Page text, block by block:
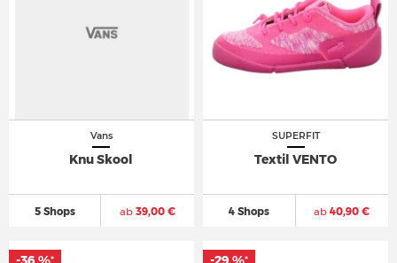
Vans
Knu Skool
5 Shops ab39,00 €
SUPERFIT
Textil VENTO
4 Shops ab 40,90 €